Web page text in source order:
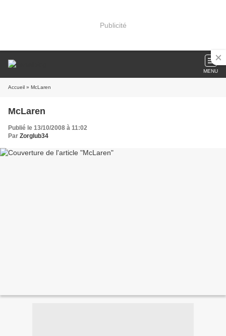
Publicité
MENU
Accueil » McLaren
McLaren
Publié le 13/10/2008 à 11:02
Par Zorglub34